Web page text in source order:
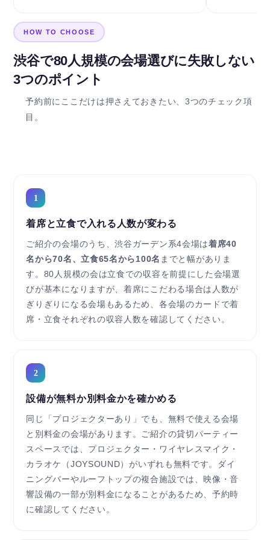
HOW TO CHOOSE
渋谷で80人規模の会場選びに失敗しない
3つのポイント
予約前にここだけは押さえておきたい、3つのチェック項
目。
1
着席と立食で入れる人数が変わる
ご紹介の会場のうち、渋谷ガーデン系4会場は着席40
名から70名、立食65名から100名 までと幅がありま
す。80人規模の会は立食での収容を前提にした会場選
びが基本になりますが、着席にこだわる場合は人数が
ぎりぎりになる会場もあるため、各会場のカードで着
席・立食それぞれの収容人数を確認してください。
2
設備が無料か別料金かを確かめる
同じ「プロジェクターあり」でも、無料で使える会場
と別料金の会場があります。ご紹介の貸切パーティー
スペースでは、プロジェクター・ワイヤレスマイク・
カラオケ（JOYSOUND）がいずれも無料です。ダイ
ニングバーやルーフトップの複合施設では、映像・音
響設備の一部が別料金になることがあるため、予約時
に確認してください。